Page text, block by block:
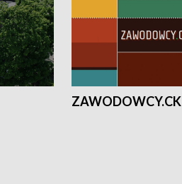
ZAWODOWCY.CK